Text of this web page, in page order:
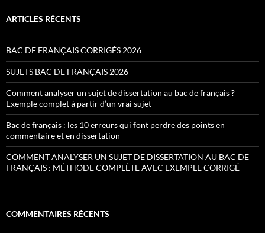
ARTICLES RÉCENTS
BAC DE FRANÇAIS CORRIGÉS 2026
SUJETS BAC DE FRANÇAIS 2026
Comment analyser un sujet de dissertation au bac de français ?
Exemple complet à partir d’un vrai sujet
Bac de français : les 10 erreurs qui font perdre des points en
commentaire et en dissertation
COMMENT ANALYSER UN SUJET DE DISSERTATION AU BAC DE
FRANÇAIS : MÉTHODE COMPLÈTE AVEC EXEMPLE CORRIGÉ
COMMENTAIRES RÉCENTS